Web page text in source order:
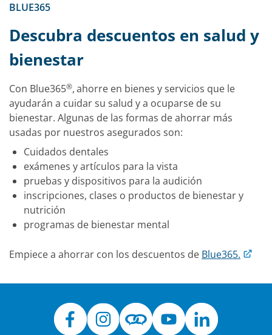
BLUE365
Descubra descuentos en salud y
bienestar
Con Blue365®,ahorre en bienes y servicios que le
ayudarán a cuidar su salud y a ocuparse de su
bienestar. Algunas de las formas de ahorrar más
usadas por nuestros asegurados son:
Cuidados dentales
exámenes y artículos para la vista
pruebas y dispositivos para la audición
inscripciones, clases o productos de bienestar y
nutrición
programas de bienestar mental
Empiece a ahorrar con los descuentos de Blue365.